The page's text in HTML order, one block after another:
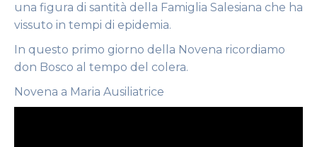
una figura di santità della Famiglia Salesiana che ha
vissuto in tempi di epidemia.
In questo primo giorno della Novena ricordiamo
don Bosco al tempo del colera.
Novena a Maria Ausiliatrice